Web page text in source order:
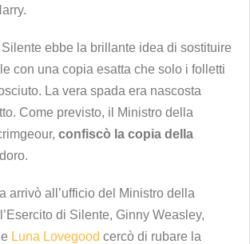
ebbe la brillante idea di sostituire
con una copia esatta che solo i folletti
La vera spada era nascosta
Come previsto, il Ministro della
confiscò la copia della
arrivò all’ufficio del Ministro della
di Silente, Ginny Weasley,
Luna Lovegood cercò di rubare la